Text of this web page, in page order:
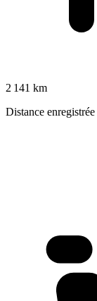
2 141 km
Distance enregistrée